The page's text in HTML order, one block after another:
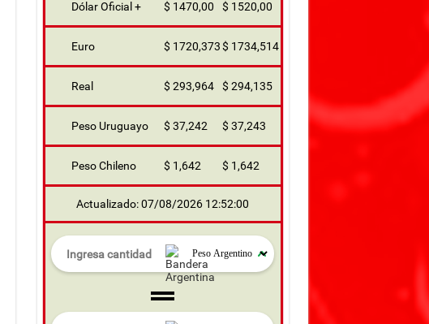
Dólar Oficial + $ 1470,00 $ 1520,00
Euro $ 1720,373$ 1734,514
Real $ 293,964 $ 294,135
Peso Uruguayo $ 37,242 $ 37,243
Peso Chileno $ 1,642 $ 1,642
Actualizado: 07/08/2026 12:52:00